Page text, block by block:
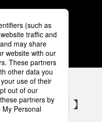
4 5
SNSアカウント